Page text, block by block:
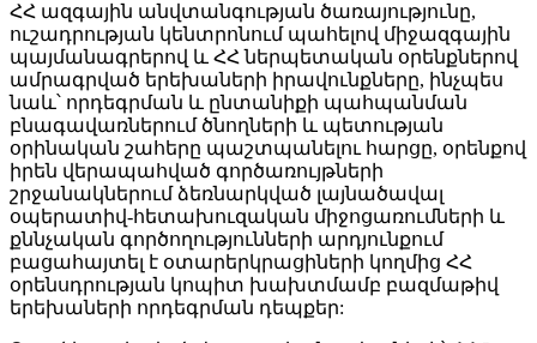
ՀՀ ազգային անվտանգության ծառայությունը,
ուշադրության կենտրոնում պահելով միջազգային
պայմանագրերով և ՀՀ ներպետական օրենքներով
ամրագրված երեխաների իրավունքները, ինչպես
նաև՝ որդեգրման և ընտանիքի պահպանման
բնագավառներում ծնողների և պետության
օրինական շահերը պաշտպանելու հարցը, օրենքով
իրեն վերապահված գործառույթների
շրջանակներում ձեռնարկված լայնածավալ
օպերատիվ-հետախուզական միջոցառումների և
քննչական գործողությունների արդյունքում
բացահայտել է օտարերկրացիների կողմից ՀՀ
օրենսդրության կոպիտ խախտմամբ բազմաթիվ
երեխաների որդեգրման դեպքեր: